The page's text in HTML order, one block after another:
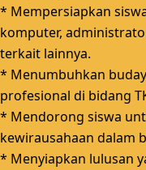
* Mempersiapkan
komputer,
terkait lainnya.
* Menumbuhkan
profesional di bidang
* Mendorong siswa
kewirausahaan dalam
* Menyiapkan lulusan